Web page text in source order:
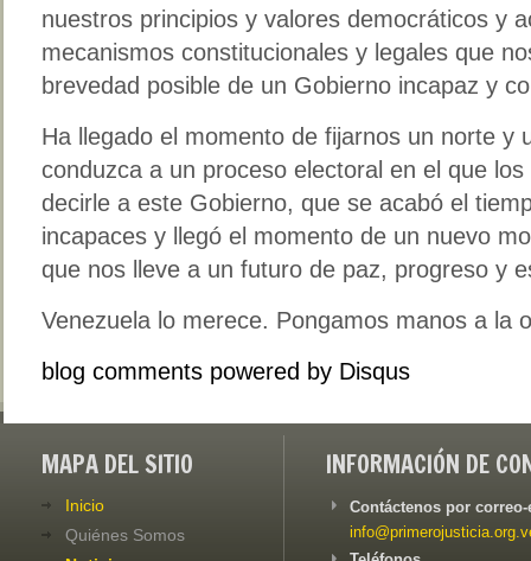
nuestros principios y valores democráticos y
mecanismos constitucionales y legales que
brevedad posible de un Gobierno incapaz y
Ha llegado el momento de fijarnos un norte y
conduzca a un proceso electoral en el que
decirle a este Gobierno, que se acabó el
incapaces y llegó el momento de un nuevo
que nos lleve a un futuro de paz, progreso y
Venezuela lo merece. Pongamos manos a la
blog comments powered by Disqus
MAPA DEL SITIO
Inicio
Quiénes Somos
INFORMACIÓN DE
Contáctenos por